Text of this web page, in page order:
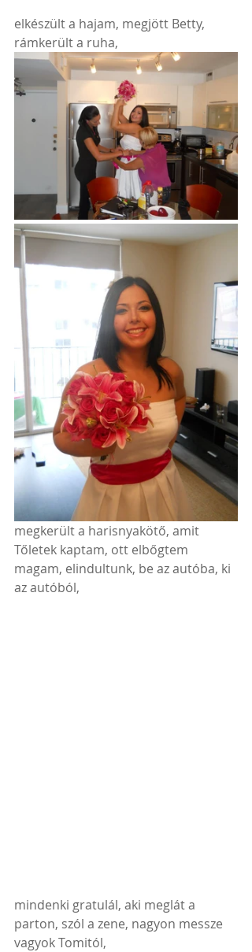
elkészült a hajam, megjött Betty,
rámkerült a ruha,
megkerült a harisnyakötő, amit
Tőletek kaptam, ott elbőgtem
magam, elindultunk, be az autóba, ki
az autóból,
mindenki gratulál, aki meglát a
parton, szól a zene, nagyon messze
vagyok Tomitól,